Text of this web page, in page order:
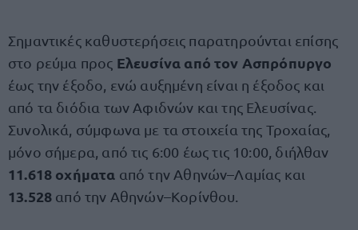
Σημαντικές καθυστερήσεις παρατηρούνται επίσης
στο ρεύμα προς Ελευσίνα από τον Ασπρόπυργο
έως την έξοδο, ενώ αυξημένη είναι η έξοδος και
από τα διόδια των Αφιδνών και της Ελευσίνας.
Συνολικά, σύμφωνα με τα στοιχεία της Τροχαίας,
μόνο σήμερα, από τις 6:00 έως τις 10:00, διήλθαν
11.618 οχήματα από την Αθηνών–Λαμίας και
13.528 από την Αθηνών–Κορίνθου.